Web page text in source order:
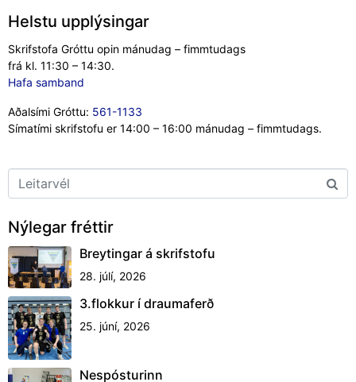
Helstu upplýsingar
Skrifstofa Gróttu opin mánudag – fimmtudags
frá kl. 11:30 – 14:30.
Hafa samband
Aðalsími Gróttu: 561-1133
Símatími skrifstofu er 14:00 – 16:00 mánudag – fimmtudags.
Nýlegar fréttir
Breytingar á skrifstofu
28. júlí, 2026
3.flokkur í draumaferð
25. júní, 2026
Nespósturinn